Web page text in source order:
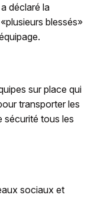
déclaré la
blessés»
sur place qui
transporter les
sécurité tous les
sociaux et